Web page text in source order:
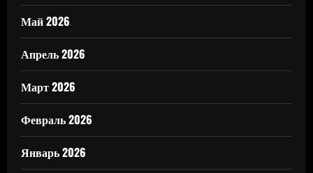
Май 2026
Апрель 2026
Март 2026
Февраль 2026
Январь 2026